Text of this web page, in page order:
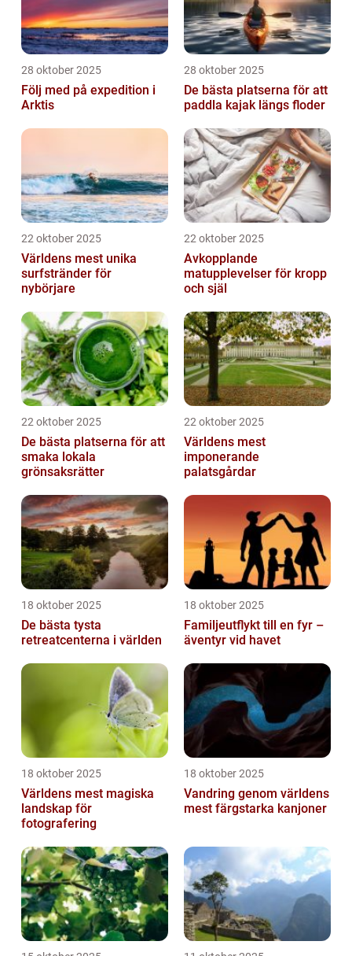
28 oktober 2025
Följ med på expedition i
Arktis
28 oktober 2025
De bästa platserna för att
paddla kajak längs floder
22 oktober 2025
Världens mest unika
surfstränder för
nybörjare
22 oktober 2025
Avkopplande
matupplevelser för kropp
och själ
22 oktober 2025
De bästa platserna för att
smaka lokala
grönsaksrätter
22 oktober 2025
Världens mest
imponerande
palatsgårdar
18 oktober 2025
De bästa tysta
retreatcenterna i världen
18 oktober 2025
Familjeutflykt till en fyr –
äventyr vid havet
18 oktober 2025
Världens mest magiska
landskap för
fotografering
18 oktober 2025
Vandring genom världens
mest färgstarka kanjoner